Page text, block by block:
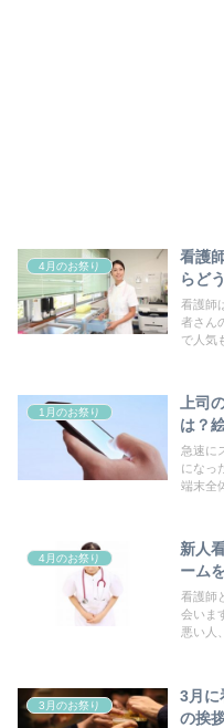
4月のお祭り
看護
らど
看護師
者さん
で人気
1月のお祭り
上司
は？
急速に
になっ
端末全
4月のお祭り
新人
ーム
看護師
会いま
悪い人
3月のお祭り
3月に
の挨